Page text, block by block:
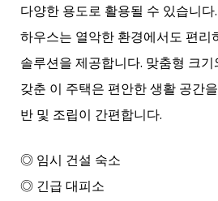
다양한 용도로 활용될 수 있습니
하우스는 열악한 환경에서도 편리
솔루션을 제공합니다. 맞춤형 크
갖춘 이 주택은 편안한 생활 공간
반 및 조립이 간편합니다.
◎ 임시 건설 숙소
◎ 긴급 대피소